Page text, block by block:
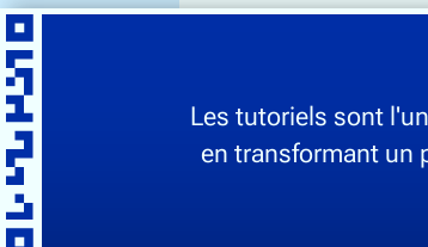
Les tutoriels sont
en transformant un